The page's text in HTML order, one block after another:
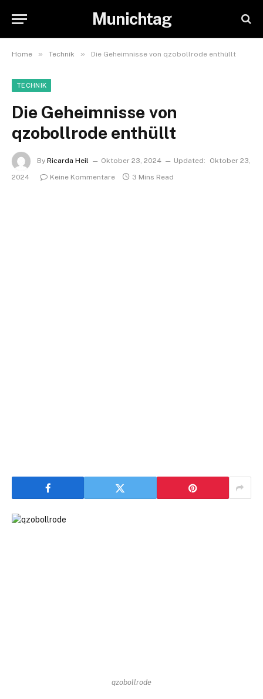
Munichtag
Home » Technik » Die Geheimnisse von qzobollrode enthüllt
TECHNIK
Die Geheimnisse von
qzobollrode enthüllt
By Ricarda Heil Oktober 23, 2024 Updated:
Oktober 23,
2024
Keine Kommentare 3 Mins Read
qzobollrode